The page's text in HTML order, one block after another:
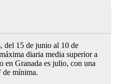
del 15 de junio al 10 de
diaria media superior a
en Granada es julio, con una
de mínima.